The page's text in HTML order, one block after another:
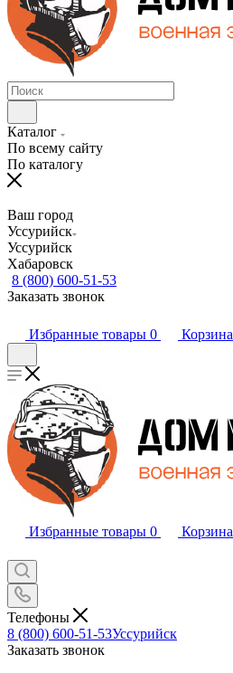
Каталог
По всему сайту
По каталогу
Ваш город
Уссурийск
Уссурийск
Хабаровск
8 (800) 600-51-53
Заказать звонок
Избранные товары 0 Корзина
Избранные товары 0 Корзина
Телефоны
8 (800) 600-51-53Уссурийск
Заказать звонок